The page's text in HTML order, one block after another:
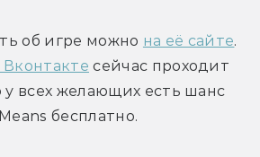
об игре можно на её сайте.
сейчас проходит
у всех желающих есть шанс
бесплатно.